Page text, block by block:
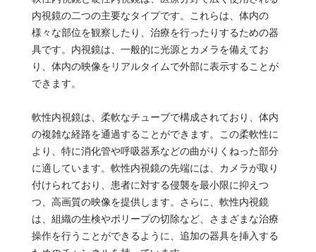
内視鏡の二つの主要なタイプです。これらは、体内の
様々な部位を観察したり、治療を行ったりするための器
具です。内視鏡は、一般的に光源とカメラを備えてお
り、体内の映像をリアルタイムで外部に表示することが
できます。
軟性内視鏡は、柔軟なチューブで構成されており、体内
の複雑な経路を通過することができます。この柔軟性に
より、特に消化管や呼吸器系などの曲がりくねった部分
に適しています。軟性内視鏡の先端には、カメラが取り
付けられており、患者に対する侵襲を最小限に抑えつ
つ、高画質の映像を提供します。さらに、軟性内視鏡
は、組織の生検やポリープの切除など、さまざまな治療
操作を行うことができるように、追加の器具を挿入する